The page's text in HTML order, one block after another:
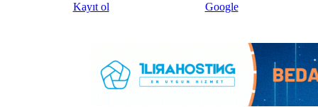
Kayıt ol
Google